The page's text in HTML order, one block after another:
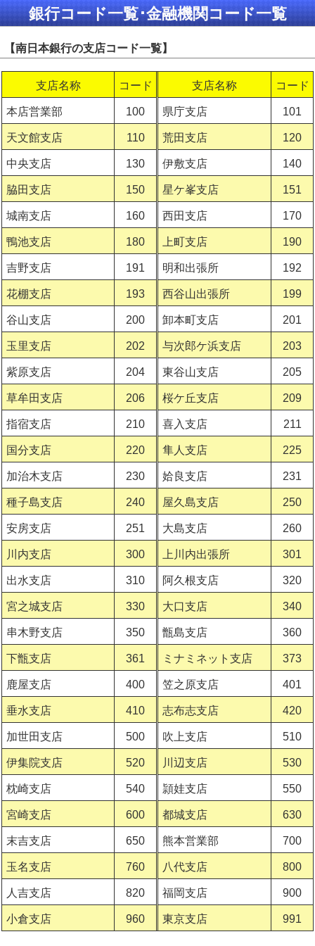
銀行コード一覧･金融機関コード一覧
【南日本銀行の支店コード一覧】
支店名称 コード 支店名称 コード
本店営業部 100 県庁支店 101
天文館支店 110 荒田支店 120
中央支店 130 伊敷支店 140
脇田支店 150 星ケ峯支店 151
城南支店 160 西田支店 170
鴨池支店 180 上町支店 190
吉野支店 191 明和出張所 192
花棚支店 193 西谷山出張所 199
谷山支店 200 卸本町支店 201
玉里支店 202 与次郎ケ浜支店 203
紫原支店 204 東谷山支店 205
草牟田支店 206 桜ケ丘支店 209
指宿支店 210 喜入支店 211
国分支店 220 隼人支店 225
加治木支店 230 姶良支店 231
種子島支店 240 屋久島支店 250
安房支店 251 大島支店 260
川内支店 300 上川内出張所 301
出水支店 310 阿久根支店 320
宮之城支店 330 大口支店 340
串木野支店 350 甑島支店 360
下甑支店 361 ミナミネット支店 373
鹿屋支店 400 笠之原支店 401
垂水支店 410 志布志支店 420
加世田支店 500 吹上支店 510
伊集院支店 520 川辺支店 530
枕崎支店 540 頴娃支店 550
宮崎支店 600 都城支店 630
末吉支店 650 熊本営業部 700
玉名支店 760 八代支店 800
人吉支店 820 福岡支店 900
小倉支店 960 東京支店 991